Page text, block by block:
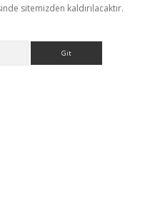
sitemizden kaldırılacaktır.